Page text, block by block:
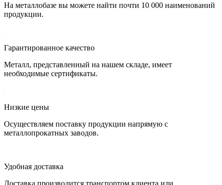
На металлобазе вы можете найти почти 10 000 наименований
продукции.
Гарантированное качество
Металл, представленный на нашем складе, имеет
необходимые сертификаты.
Низкие цены
Осуществляем поставку продукции напрямую с
металлопрокатных заводов.
Удобная доставка
Доставка производится транспортом клиента или